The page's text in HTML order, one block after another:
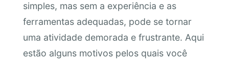
simples, mas sem a experiência e as
ferramentas adequadas, pode se tornar
uma atividade demorada e frustrante. Aqui
estão alguns motivos pelos quais você